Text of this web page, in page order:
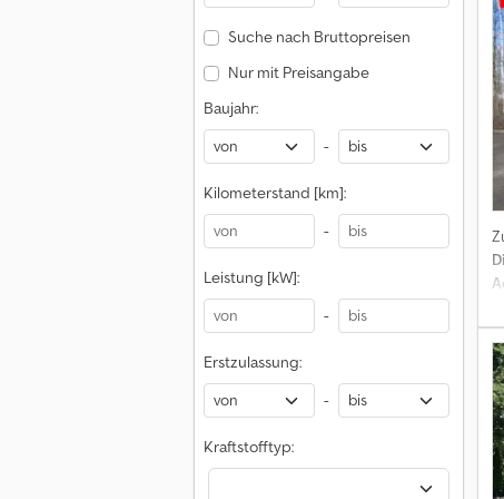
Suche nach Bruttopreisen
Nur mit Preisangabe
Baujahr:
-
Kilometerstand [km]:
-
Leistung [kW]:
-
Erstzulassung:
-
Kraftstofftyp: